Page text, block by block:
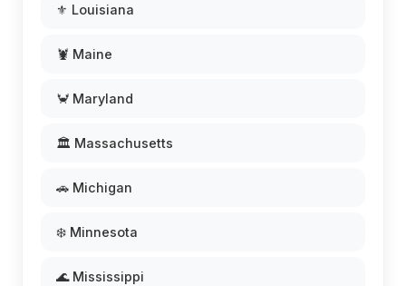
⚜️ Louisiana
🦞 Maine
🦀 Maryland
🏛️ Massachusetts
🚗 Michigan
❄️ Minnesota
🌊 Mississippi